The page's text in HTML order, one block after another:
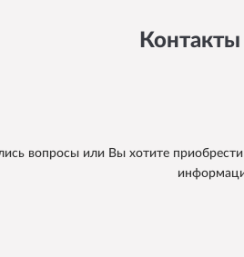
вопросы или Вы хотите